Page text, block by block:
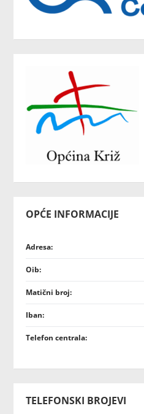
OPĆE INFORMACIJE
Adresa:
Oib:
Matični broj:
Iban:
Telefon centrala:
TELEFONSKI BROJEVI